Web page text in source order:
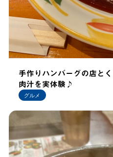
手作りハンバーグの店と
肉汁を実体験♪
グルメ